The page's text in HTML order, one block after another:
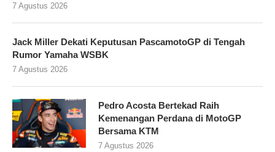
7 Agustus 2026
Jack Miller Dekati Keputusan PascamotoGP di Tengah
Rumor Yamaha WSBK
7 Agustus 2026
Pedro Acosta Bertekad Raih
Kemenangan Perdana di MotoGP
Bersama KTM
7 Agustus 2026